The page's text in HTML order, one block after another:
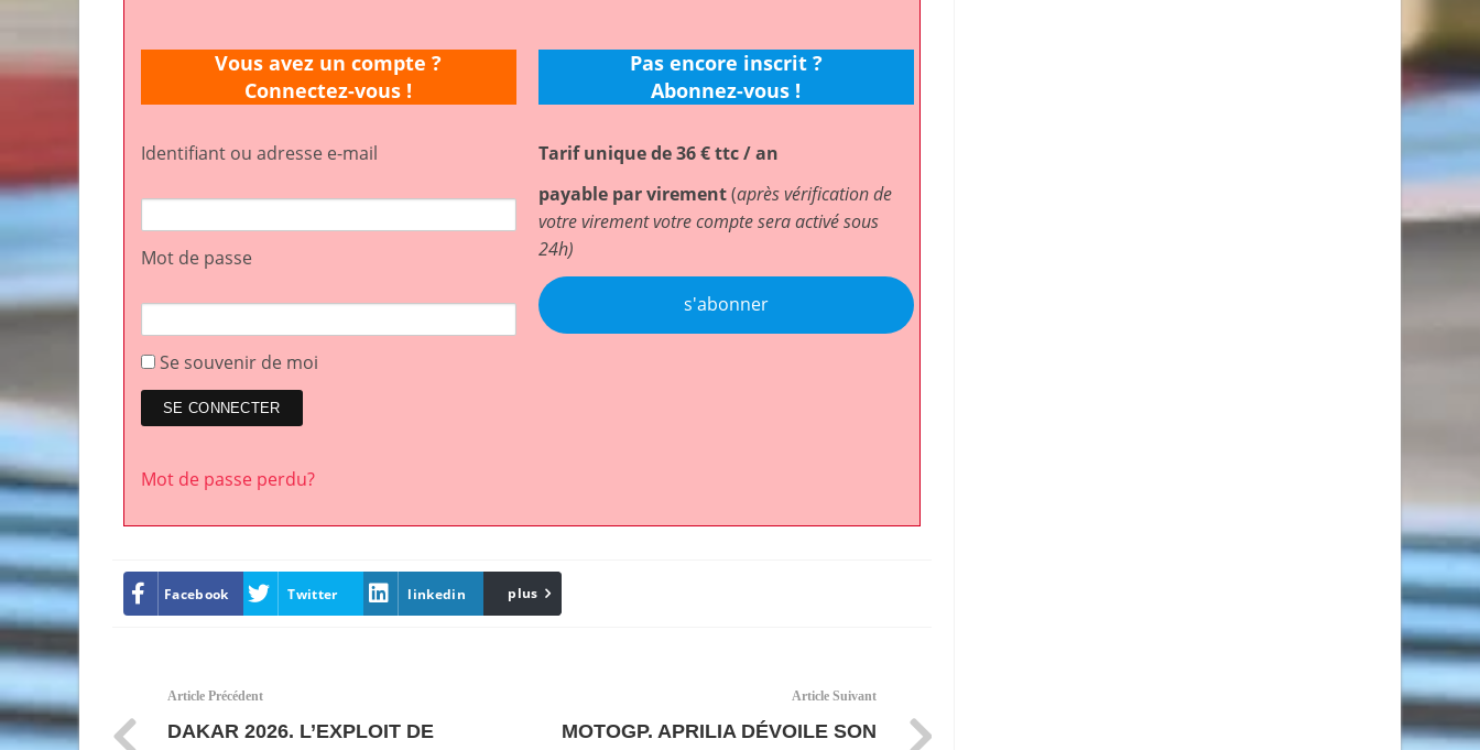
Vous avez un compte ?
Connectez-vous !
Identifiant ou adresse e-mail
Mot de passe
Se souvenir de moi
Mot de passe perdu?
Pas encore inscrit ?
Abonnez-vous !
Tarif unique de 36 € ttc / an
payable par virement(après vérification de
votre virement votre compte sera activé sous
24h)
s'abonner
Facebook Twitter linkedin Email
plus
Article Précédent
DAKAR 2026. L’EXPLOIT DE
Article Suivant
MOTOGP. APRILIA DÉVOILE SON